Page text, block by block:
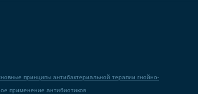
принципы антибактериальной терапии гнойно-
применение антибиотиков